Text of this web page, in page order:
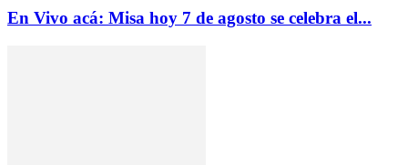
En Vivo acá: Misa hoy 7 de agosto se celebra el...